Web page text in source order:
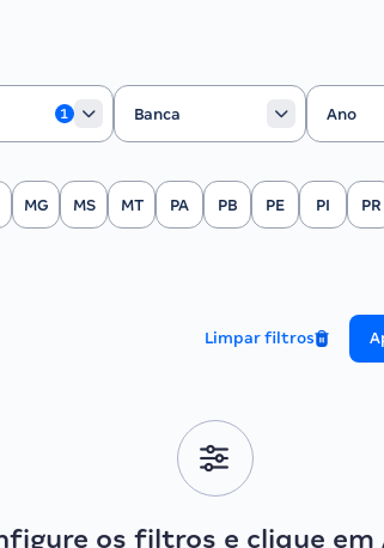
1
Banca
Banca
Ano
Ano
MG MS MT PA PB PE PI PR
Limpar filtros
os filtros e clique em